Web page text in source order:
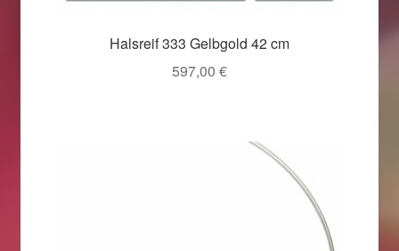
Halsreif 333 Gelbgold 42 cm
597,00 €